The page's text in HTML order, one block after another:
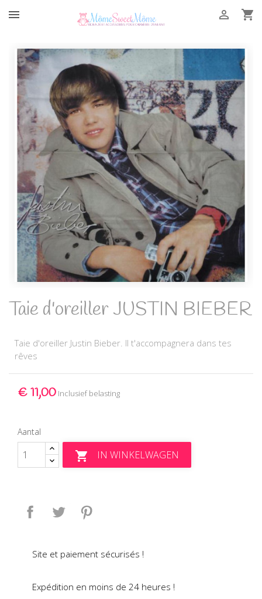
 

Taie d'oreiller JUSTIN BIEBER
Taie d'oreiller Justin Bieber. Il t'accompagnera dans tes
rêves
€ 11,00 Inclusief belasting
Aantal
 IN WINKELWAGEN
Delen Tweet
Site et paiement sécurisés !
Expédition en moins de 24 heures !